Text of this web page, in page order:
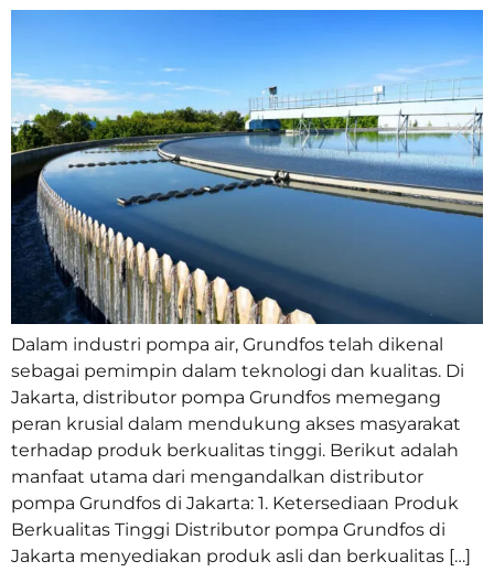
Dalam industri pompa air, Grundfos telah dikenal
sebagai pemimpin dalam teknologi dan kualitas. Di
Jakarta, distributor pompa Grundfos memegang
peran krusial dalam mendukung akses masyarakat
terhadap produk berkualitas tinggi. Berikut adalah
manfaat utama dari mengandalkan distributor
pompa Grundfos di Jakarta: 1. Ketersediaan Produk
Berkualitas Tinggi Distributor pompa Grundfos di
Jakarta menyediakan produk asli dan berkualitas […]